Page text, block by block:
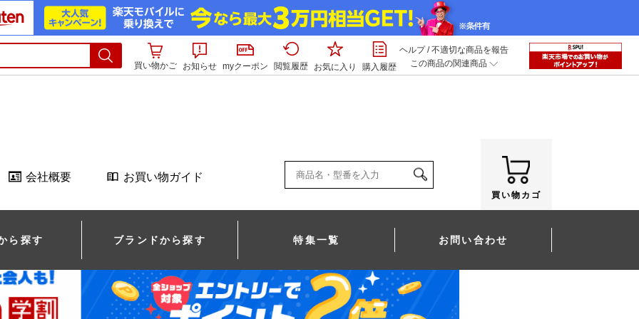
買い物かご お知らせ myクーポン 閲覧履歴 お気に入り 購入履歴
ヘルプ/不適切な商品を報告
この商品の関連商品